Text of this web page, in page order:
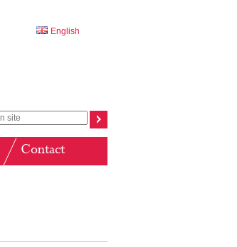
English
Contact